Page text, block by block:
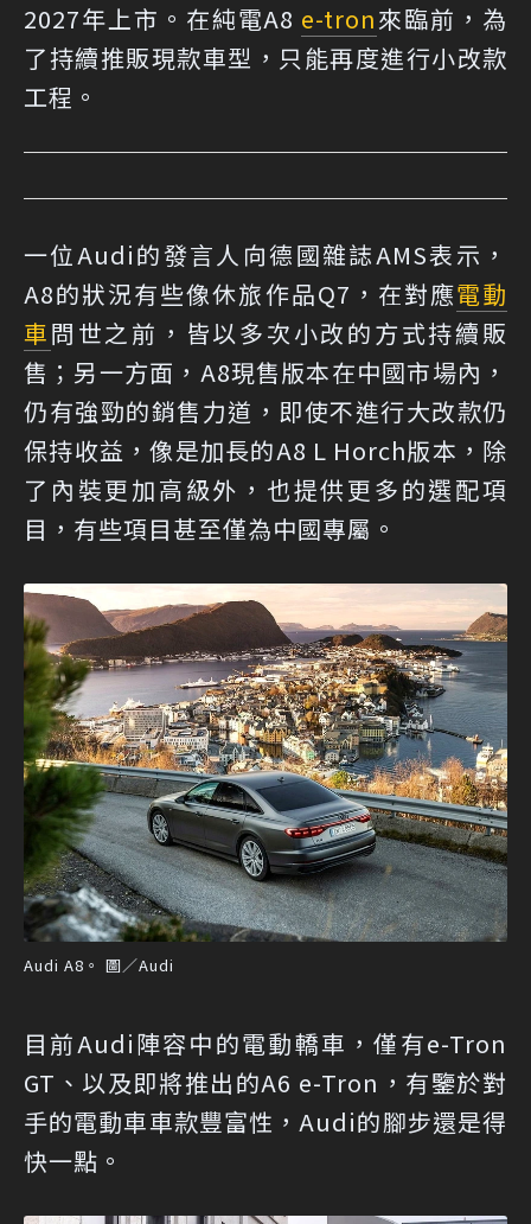
2027年上市。在純電A8 e-tron來臨前，為
了持續推販現款車型，只能再度進行小改款
工程。
一位Audi的發言人向德國雜誌AMS表示，
A8的狀況有些像休旅作品Q7，在對應電動
車問世之前，皆以多次小改的方式持續販
售；另一方面，A8現售版本在中國市場內，
仍有強勁的銷售力道，即使不進行大改款仍
保持收益，像是加長的A8 L Horch版本，除
了內裝更加高級外，也提供更多的選配項
目，有些項目甚至僅為中國專屬。
Audi A8。 圖／Audi
目前Audi陣容中的電動轎車，僅有e-Tron
GT、以及即將推出的A6 e-Tron，有鑒於對
手的電動車車款豐富性，Audi的腳步還是得
快一點。